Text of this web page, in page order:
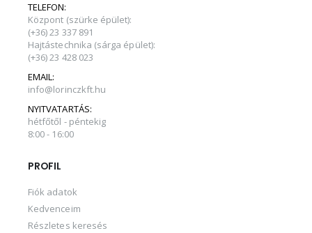
TELEFON:
Központ (szürke épület):
(+36) 23 337 891
Hajtástechnika (sárga épület):
(+36) 23 428 023
EMAIL:
info@lorinczkft.hu
NYITVATARTÁS:
hétfőtől - péntekig
8:00 - 16:00
PROFIL
Fiók adatok
Kedvenceim
Részletes keresés